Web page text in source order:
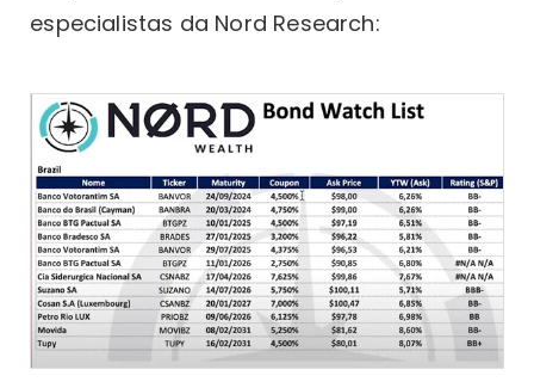
especialistas da Nord Research: